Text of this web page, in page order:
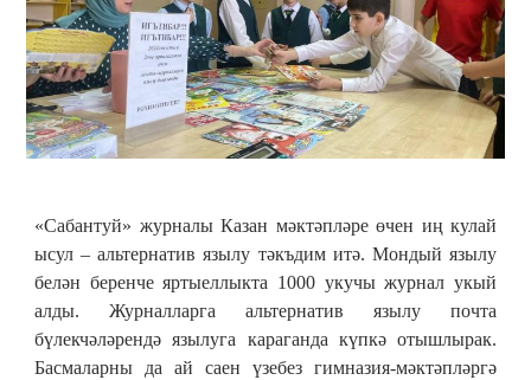
«Сабантуй» журналы Казан мәктәпләре өчен иң кулай
ысул – альтернатив язылу тәкъдим итә. Мондый язылу
белән беренче яртыеллыкта 1000 укучы журнал укый
алды. Журналларга альтернатив язылу почта
бүлекчәләрендә язылуга караганда күпкә отышлырак.
Басмаларны да ай саен үзебез гимназия-мәктәпләргә